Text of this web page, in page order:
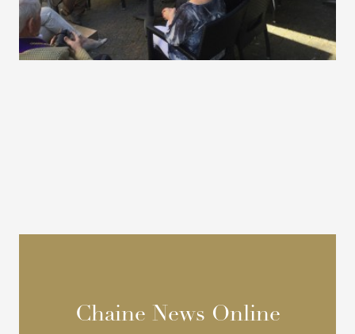
Chaine News Online
Chaine News Online